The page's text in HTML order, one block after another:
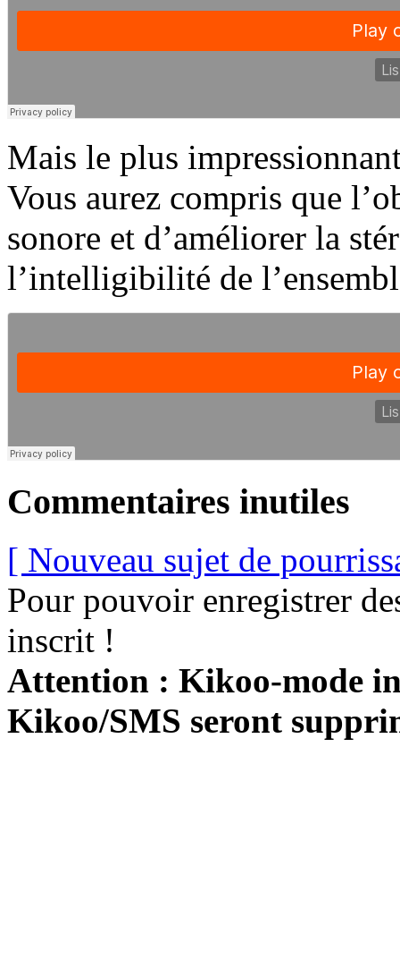
Mais le plus
Vous aurez compris que
sonore et d’améliorer la
l’intelligibilité de
Commentaires inutiles
[ Nouveau sujet de
Pour pouvoir enregistrer
inscrit !
Attention : Kikoo-mode
Kikoo/SMS seront